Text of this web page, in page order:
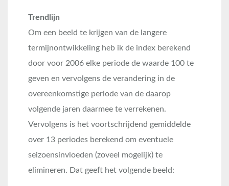
Trendlijn
Om een beeld te krijgen van de langere
termijnontwikkeling heb ik de index berekend
door voor 2006 elke periode de waarde 100 te
geven en vervolgens de verandering in de
overeenkomstige periode van de daarop
volgende jaren daarmee te verrekenen.
Vervolgens is het voortschrijdend gemiddelde
over 13 periodes berekend om eventuele
seizoensinvloeden (zoveel mogelijk) te
elimineren. Dat geeft het volgende beeld: